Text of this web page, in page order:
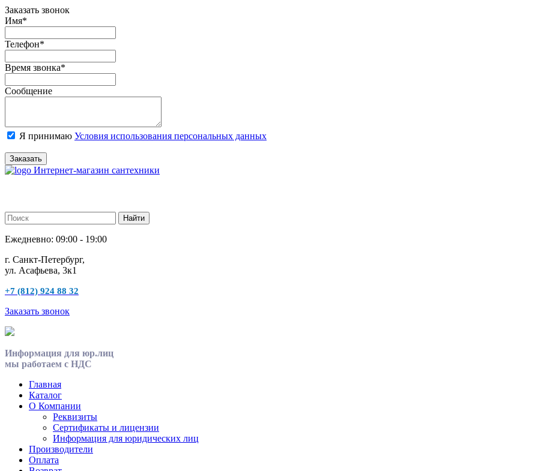
Заказать звонок
Имя*
Телефон*
Время звонка*
Сообщение
Я принимаю Условия использования персональных данных
Заказать
Интернет-магазин сантехники
Ежедневно: 09:00 - 19:00
г. Санкт-Петербург,
ул. Асафьева, 3к1
+7 (812) 924 88 32
Заказать звонок
Информация для юр.лиц
мы работаем с НДС
Главная
Каталог
О Компании
Реквизиты
Сертификаты и лицензии
Информация для юридических лиц
Производители
Оплата